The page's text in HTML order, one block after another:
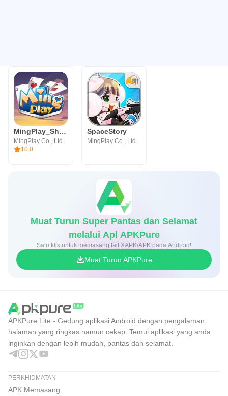
MingPlay_ShanKoeMee, BooGyi
MingPlay Co., Ltd.
10.0
SpaceStory
MingPlay Co., Ltd.
Muat Turun Super Pantas dan Selamat
melalui Apl APKPure
Satu klik untuk memasang fail XAPK/APK pada Android!
Muat Turun APKPure
APKPure Lite - Gedung aplikasi Android dengan pengalaman
halaman yang ringkas namun cekap. Temui aplikasi yang anda
inginkan dengan lebih mudah, pantas dan selamat.
PERKHIDMATAN
APK Memasang